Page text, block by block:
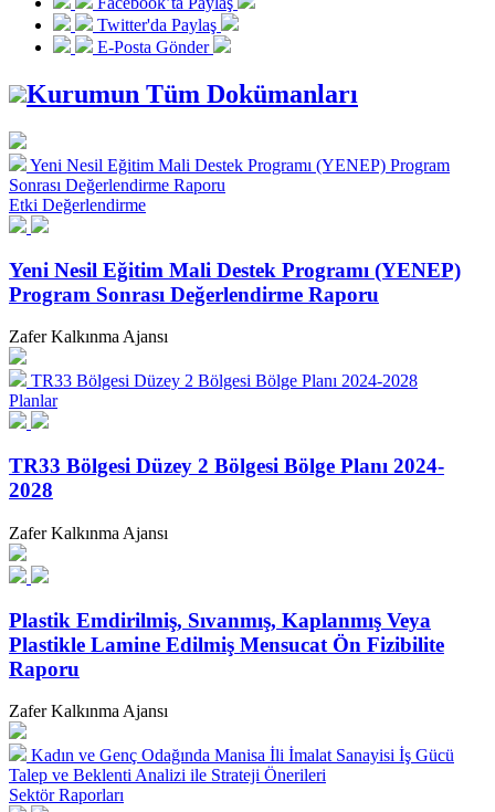
Twitter'da Paylaş
E-Posta Gönder
Kurumun Tüm Dokümanları
Yeni Nesil Eğitim Mali Destek Programı (YENEP) Program
Sonrası Değerlendirme Raporu
Etki Değerlendirme
Yeni Nesil Eğitim Mali Destek Programı (YENEP)
Program Sonrası Değerlendirme Raporu
Zafer Kalkınma Ajansı
TR33 Bölgesi Düzey 2 Bölgesi Bölge Planı 2024-2028
Planlar
TR33 Bölgesi Düzey 2 Bölgesi Bölge Planı 2024-
2028
Zafer Kalkınma Ajansı
Plastik Emdirilmiş, Sıvanmış, Kaplanmış Veya
Plastikle Lamine Edilmiş Mensucat Ön Fizibilite
Raporu
Zafer Kalkınma Ajansı
Kadın ve Genç Odağında Manisa İli İmalat Sanayisi İş Gücü
Talep ve Beklenti Analizi ile Strateji Önerileri
Sektör Raporları